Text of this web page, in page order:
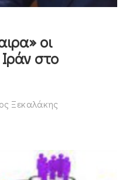
οι
στο
Ξεκαλάκης